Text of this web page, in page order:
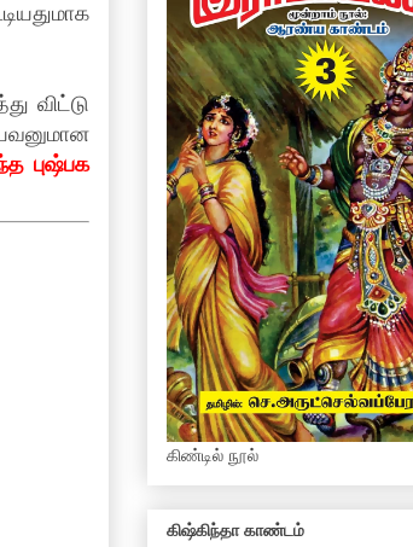
விட்டு
புஷ்பக
கிண்டில் நூல்
கிஷ்கிந்தா காண்டம்